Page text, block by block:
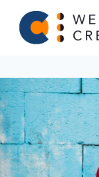
キ
ッ
プ